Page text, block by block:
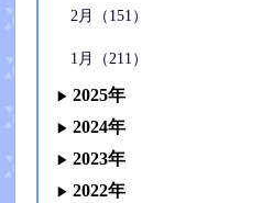
2月（151）
1月（211）
2025年
2024年
2023年
2022年